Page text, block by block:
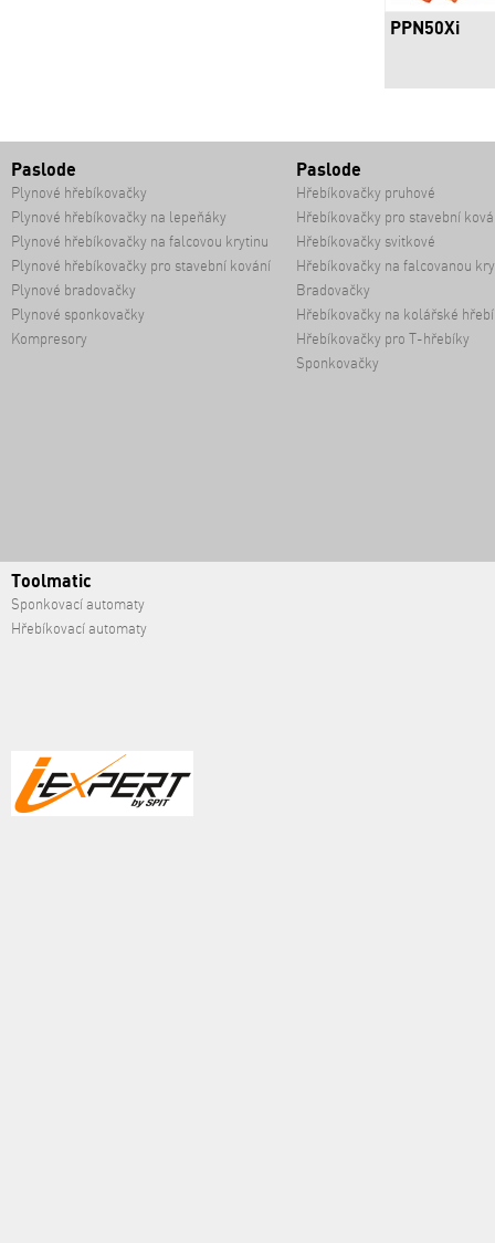
PPN50Xi
Paslode
Plynové hřebíkovačky
Plynové hřebíkovačky na lepeňáky
Plynové hřebíkovačky na falcovou krytinu
Plynové hřebíkovačky pro stavební kování
Plynové bradovačky
Plynové sponkovačky
Kompresory
Paslode
Hřebíkovačky pruhové
Hřebíkovačky pro stavební
Hřebíkovačky svitkové
Hřebíkovačky na falcovanou
Bradovačky
Hřebíkovačky na kolářské
Hřebíkovačky pro T-hřebíky
Sponkovačky
Toolmatic
Sponkovací automaty
Hřebíkovací automaty